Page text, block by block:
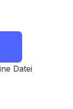
Datei